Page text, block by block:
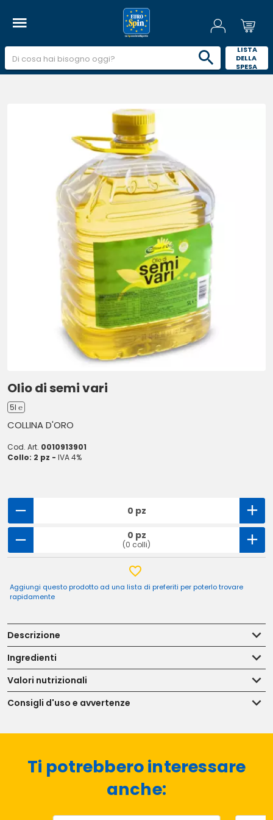
LISTA
DELLA
SPESA
Olio di semi vari
5l ℮
COLLINA D'ORO
Cod. Art. 0010913901
Collo: 2 pz - IVA 4%
0 pz
0 pz
(0 colli)
Aggiungi questo prodotto ad una lista di preferiti per poterlo trovare
rapidamente
Descrizione
Ingredienti
Valori nutrizionali
Consigli d'uso e avvertenze
Ti potrebbero interessare
anche: